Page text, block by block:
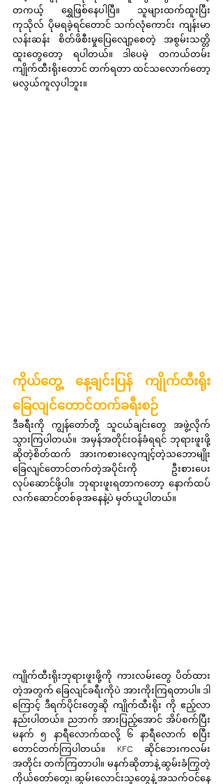
တကယ့် ရွှေဖြစ်နေပါပြီ။ သူများထက်ထူးပြီး
ကုသိုလ် ပိုမရခဲ့ရင်တောင် သက်လုံကောင်း ကျန်းမာ
လန်းဆန်း စိတ်ဖိစီးမှုပြေလျော့စေတဲ့ အစွမ်းသတ္တိ
ထူးတွေတော့ ရပါတယ်။ ဒါပေမဲ့ တကယ်တမ်း
ကျိုက်ထီးရိုးတောင် တက်ရတာ ထင်သလောက်တော့
မလွယ်ကူလှပါဘူး။
ကိုယ်တွေ့ နေ့ချင်းပြန် ကျိုက်ထီးရိုး
ခြေလျင်တောင်တက်ခရီးစဉ်
ဒီခရီးကို ကျွန်တော်တို့ သူငယ်ချင်းတွေ အဖွဲ့လိုက်
သွားကြပါတယ်။ အမှန်အတိုင်းဝန်ခံရရင် ဘုရားဖူးဖို့
ဆိုတဲ့စိတ်ထက် အားကစားလေ့ကျင့်တဲ့သဘောမျိုး
ခြေလျင်တောင်တက်တဲ့အပိုင်းကို ဦးစားပေး
လုပ်ဆောင်ဖို့ပါ။ ဘုရားဖူးရတာကတော့ နောက်ထပ်
လက်ဆောင်တစ်ခုအနေနဲ့ပဲ မှတ်ယူပါတယ်။
ကျိုက်ထီးရိုးဘုရားဖူးဖို့ကို ကားလမ်းတွေ ပိတ်ထား
တဲ့အတွက် ခြေလျင်ခရီးကိုပဲ အားကိုးကြရတာပါ။ ဒါ
ကြောင့် ဒီရက်ပိုင်းတွေဆို ကျိုက်ထီးရိုး ကို ဧည့်လာ
နည်းပါတယ်။ ညဘက် အားပြည့်အောင် အိပ်စက်ပြီး
မနက် ၅ နာရီလောက်ထလို့ ၆ နာရီလောက် စပြီး
တောင်တက်ကြပါတယ်။ KFC ဆိုင်ဘေးကလမ်း
အတိုင်း တက်ကြတာပါ။ မနက်ဆိုတာနဲ့ ဆွမ်းခံကြွတဲ့
ကိုယ်တော်တွေ၊ ဆွမ်းလောင်းသူတွေနဲ့ အသက်ဝင်နေ